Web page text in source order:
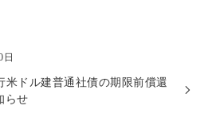
日
米ドル建普通社債の期限前償還
らせ